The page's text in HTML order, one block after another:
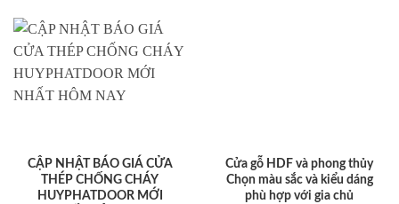
CẬP NHẬT BÁO GIÁ CỬA
THÉP CHỐNG CHÁY
HUYPHATDOOR MỚI
Cửa gỗ HDF và phong thủy
Chọn màu sắc và kiểu dáng
phù hợp với gia chủ